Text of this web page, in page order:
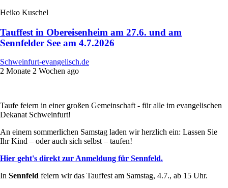
Heiko Kuschel
Tauffest in Obereisenheim am 27.6. und am
Sennfelder See am 4.7.2026
Schweinfurt-evangelisch.de
2 Monate 2 Wochen ago
Taufe feiern in einer großen Gemeinschaft - für alle im evangelischen
Dekanat Schweinfurt!
An einem sommerlichen Samstag laden wir herzlich ein: Lassen Sie
Ihr Kind – oder auch sich selbst – taufen!
Hier geht's direkt zur Anmeldung für Sennfeld.
In Sennfeld feiern wir das Tauffest am Samstag, 4.7., ab 15 Uhr.